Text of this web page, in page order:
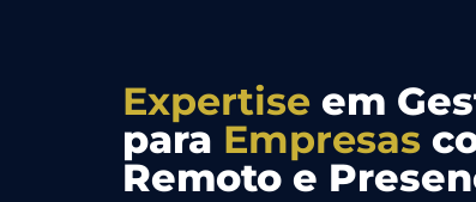
Expertise em
para Empresas
Remoto e